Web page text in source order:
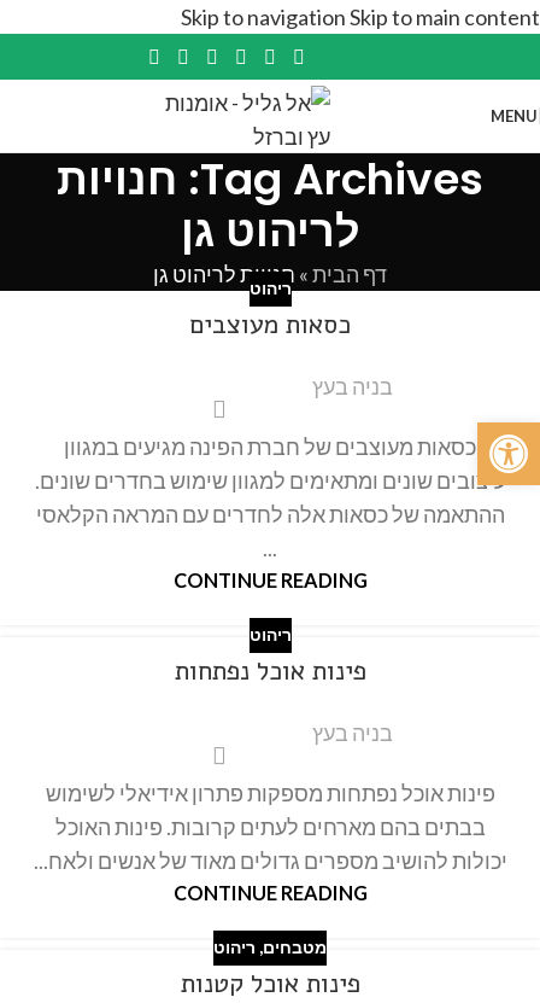
Skip to navigationSkip to main content
MENU
Tag Archives: חנויות
לריהוט גן
דף הבית» חנויות לריהוט גן
ריהוט
כסאות מעוצבים
בניה בעץ
כסאות מעוצבים של חברת הפינה מגיעים במגוון
עיצובים שונים ומתאימים למגוון שימוש בחדרים שונים.
ההתאמה של כסאות אלה לחדרים עם המראה הקלאסי
...
CONTINUE READING
ריהוט
פינות אוכל נפתחות
בניה בעץ
פינות אוכל נפתחות מספקות פתרון אידיאלי לשימוש
בבתים בהם מארחים לעתים קרובות. פינות האוכל
יכולות להושיב מספרים גדולים מאוד של אנשים ולאח...
CONTINUE READING
מטבחים, ריהוט
פינות אוכל קטנות
פתח סרגל נגישות